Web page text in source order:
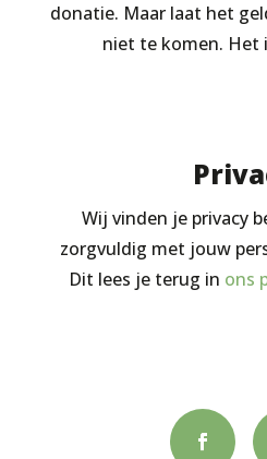
donatie. Maar laat het
niet te komen. Het
Wij vinden je privacy
zorgvuldig met jouw
Dit lees je terug in ons